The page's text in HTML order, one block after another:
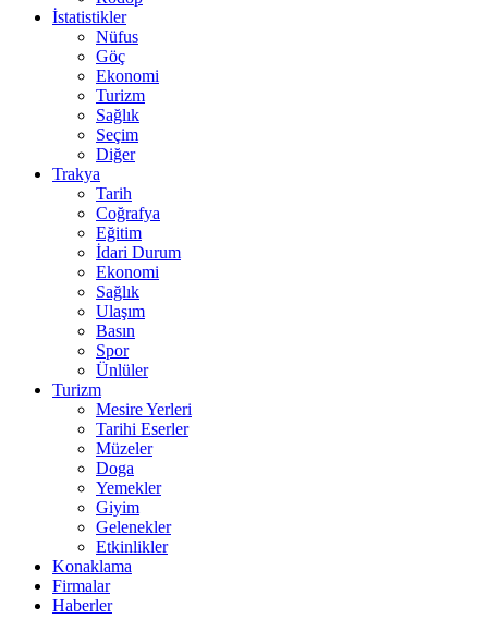
İstatistikler
Nüfus
Göç
Ekonomi
Turizm
Sağlık
Seçim
Diğer
Trakya
Tarih
Coğrafya
Eğitim
İdari Durum
Ekonomi
Sağlık
Ulaşım
Basın
Spor
Ünlüler
Turizm
Mesire Yerleri
Tarihi Eserler
Müzeler
Doga
Yemekler
Giyim
Gelenekler
Etkinlikler
Konaklama
Firmalar
Haberler